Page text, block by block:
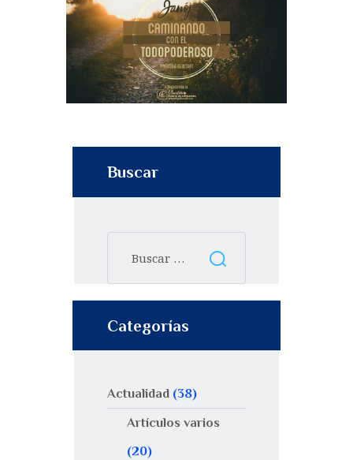
Buscar
Categorías
Actualidad (38)
Artículos varios
(20)